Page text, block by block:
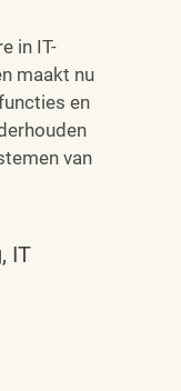
in IT-
maakt nu
en
van
IT